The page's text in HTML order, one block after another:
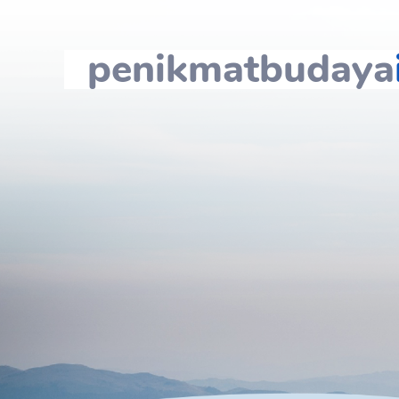
penikmatbudaya